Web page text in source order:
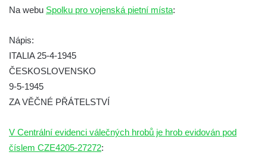
Hrob Jana Foitla na hřbitově ve Velešíně
Pomník obětem 2. světové války na hřbitově
u kostela svatého Václava ve Velešíně
Pamětní deska 240 MILES TO FREEDOM u
Kamarýta ve Velešíně
Pomník obětem 1. a 2. světové války na
Na webu Spolku pro vojenská pietní místa:
Nápis:
ITALIA 25-4-1945
ČESKOSLOVENSKO
9-5-1945
ZA VĚČNÉ PŘÁTELSTVÍ
V Centrální evidenci válečných hrobů je hrob evidován pod
číslem CZE4205-27272: